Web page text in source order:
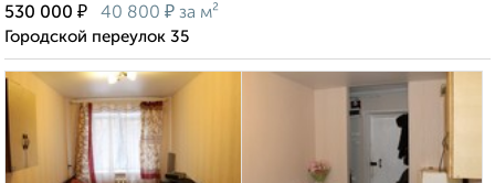
530 000 ₽ 40 800 ₽ за м²
Городской переулок 35